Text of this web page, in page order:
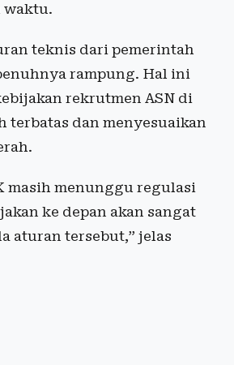
waktu.
teknis dari pemerintah
rampung. Hal ini
rekrutmen ASN di
terbatas dan menyesuaikan
masih menunggu regulasi
ke depan akan sangat
aturan tersebut,” jelas